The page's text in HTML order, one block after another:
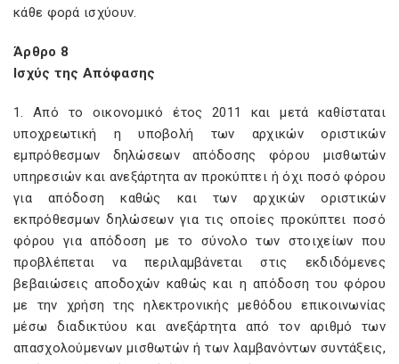
κάθε φορά ισχύουν.
Άρθρο 8
Ισχύς της Απόφασης
1. Από το οικονομικό έτος 2011 και μετά καθίσταται
υποχρεωτική η υποβολή των αρχικών οριστικών
εμπρόθεσμων δηλώσεων απόδοσης φόρου μισθωτών
υπηρεσιών και ανεξάρτητα αν προκύπτει ή όχι ποσό φόρου
για απόδοση καθώς και των αρχικών οριστικών
εκπρόθεσμων δηλώσεων για τις οποίες προκύπτει ποσό
φόρου για απόδοση με το σύνολο των στοιχείων που
προβλέπεται να περιλαμβάνεται στις εκδιδόμενες
βεβαιώσεις αποδοχών καθώς και η απόδοση του φόρου
με την χρήση της ηλεκτρονικής μεθόδου επικοινωνίας
μέσω διαδικτύου και ανεξάρτητα από τον αριθμό των
απασχολούμενων μισθωτών ή των λαμβανόντων συντάξεις,